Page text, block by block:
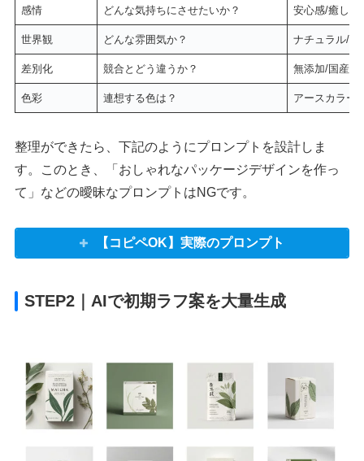
感情 どんな気持ちにさせたいか？ 安心感/癒し/
世界観 どんな雰囲気か？ ナチュラル/北
差別化 競合とどう違うか？ 無添加/国産原
色彩 連想する色は？ アースカラー/
整理ができたら、下記のようにプロンプトを設計しま
す。このとき、「おしゃれなパッケージデザインを作っ
て」などの曖昧なプロンプトはNGです。
【コピペOK】実際のプロンプト
STEP2｜AIで初期ラフ案を大量生成